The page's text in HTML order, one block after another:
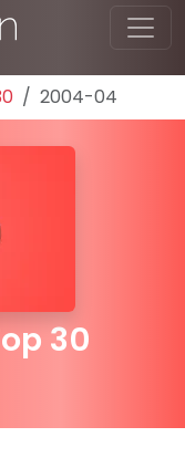
2004-04
30